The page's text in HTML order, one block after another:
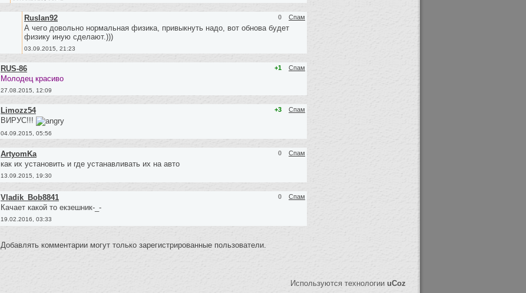
0 Спам
Ruslan92
А чего довольно нормальная физика, привыкнуть надо, вот обнова будет
физику иную сделают.)))
03.09.2015, 21:23
+1 Спам
RUS-86
Молодец красиво
27.08.2015, 12:09
+3 Спам
Limozz54
ВИРУС!!!
04.09.2015, 05:56
0 Спам
ArtyomKa
как их установить и где устанавливать их на авто
13.09.2015, 19:30
0 Спам
Vladik_Bob8841
Качает какой то екзешник-_-
19.02.2016, 03:33
Добавлять комментарии могут только зарегистрированные пользователи.
Используются технологии uCoz